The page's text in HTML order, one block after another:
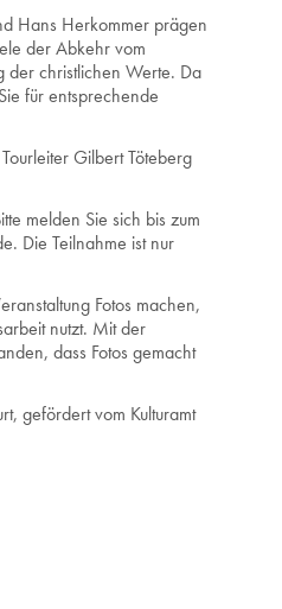
Hans Herkommer prägen
der Abkehr vom
der christlichen Werte. Da
für entsprechende
Gilbert Töteberg
melden Sie sich bis zum
Die Teilnahme ist nur
Fotos machen,
nutzt. Mit der
dass Fotos gemacht
gefördert vom Kulturamt